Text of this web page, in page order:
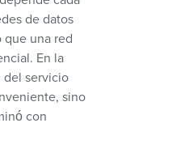
de datos
una red
En la
del servicio
sino
con